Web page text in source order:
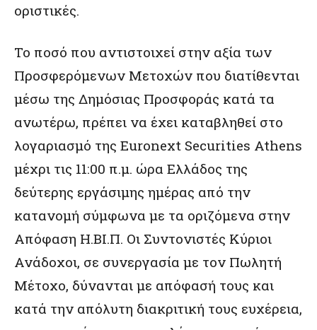
οριστικές.
Το ποσό που αντιστοιχεί στην αξία των
Προσφερόμενων Μετοχών που διατίθενται
μέσω της Δημόσιας Προσφοράς κατά τα
ανωτέρω, πρέπει να έχει καταβληθεί στο
λογαριασμό της Euronext Securities Athens
μέχρι τις 11:00 π.μ. ώρα Ελλάδος της
δεύτερης εργάσιμης ημέρας από την
κατανομή σύμφωνα με τα οριζόμενα στην
Απόφαση Η.ΒΙ.Π. Οι Συντονιστές Κύριοι
Ανάδοχοι, σε συνεργασία με τον Πωλητή
Μέτοχο, δύνανται με απόφασή τους και
κατά την απόλυτη διακριτική τους ευχέρεια,